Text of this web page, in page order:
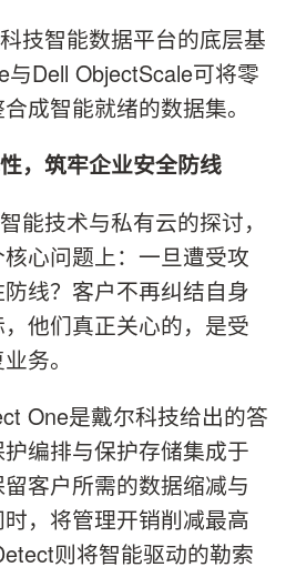
技智能数据平台的底层基
Dell ObjectScale可将零
成智能就绪的数据集。
，筑牢企业安全防线
能技术与私有云的探讨，
心问题上：一旦遭受攻
线？客户不再纠结自身
他们真正关心的，是受
务。
One是戴尔科技给出的答
编排与保护存储集成于
客户所需的数据缩减与
，将管理开销削减最高
则将智能驱动的勒索